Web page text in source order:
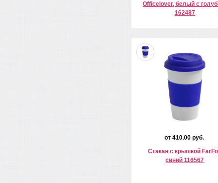
Officelover, белый с
162487
от 410.00 руб.
Стакан с крышкой
синий 116567